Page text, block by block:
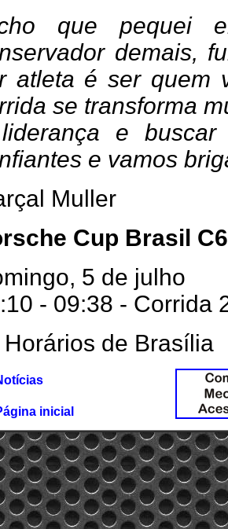
que pequei
demais,
atleta é ser quem
se transforma
e buscar
e vamos
Muller
Cup Brasil
5 de julho
- 09:38 - Corrida
Horários de Brasília
inicial